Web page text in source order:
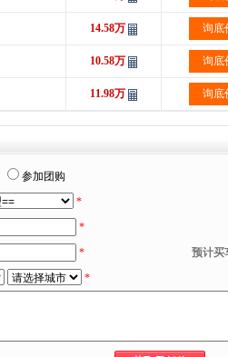
14.58万 询底
10.58万 询底
11.98万 询底
参加团购
*
*
*
预计买
*